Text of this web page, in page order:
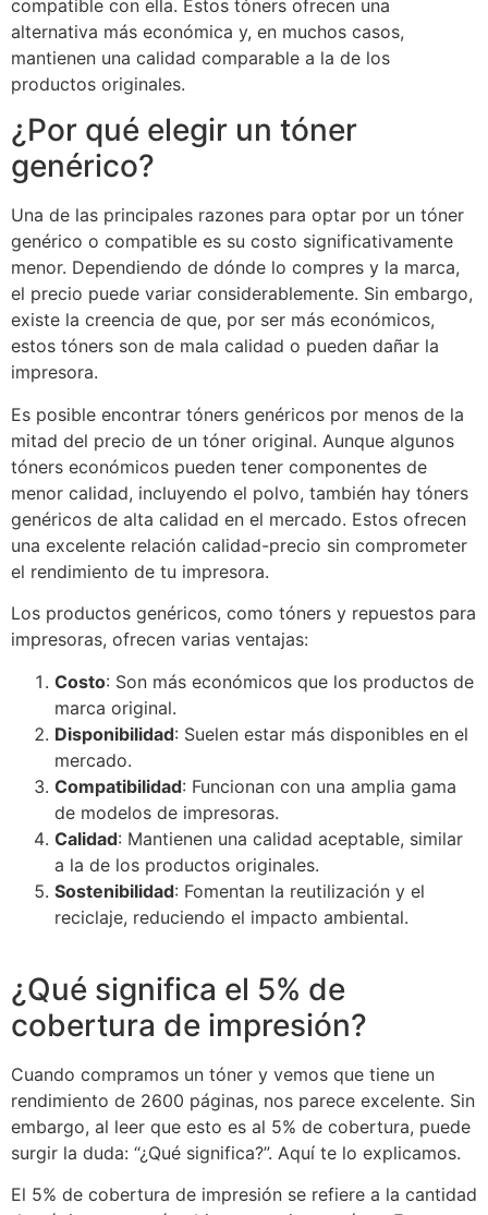
compatible con ella. Estos tóners ofrecen una
alternativa más económica y, en muchos casos,
mantienen una calidad comparable a la de los
productos originales.
¿Por qué elegir un tóner
genérico?
Una de las principales razones para optar por un tóner
genérico o compatible es su costo significativamente
menor. Dependiendo de dónde lo compres y la marca,
el precio puede variar considerablemente. Sin embargo,
existe la creencia de que, por ser más económicos,
estos tóners son de mala calidad o pueden dañar la
impresora.
Es posible encontrar tóners genéricos por menos de la
mitad del precio de un tóner original. Aunque algunos
tóners económicos pueden tener componentes de
menor calidad, incluyendo el polvo, también hay tóners
genéricos de alta calidad en el mercado. Estos ofrecen
una excelente relación calidad-precio sin comprometer
el rendimiento de tu impresora.
Los productos genéricos, como tóners y repuestos para
impresoras, ofrecen varias ventajas:
Costo: Son más económicos que los productos de
marca original.
Disponibilidad: Suelen estar más disponibles en el
mercado.
Compatibilidad: Funcionan con una amplia gama
de modelos de impresoras.
Calidad: Mantienen una calidad aceptable, similar
a la de los productos originales.
Sostenibilidad: Fomentan la reutilización y el
reciclaje, reduciendo el impacto ambiental.
¿Qué significa el 5% de
cobertura de impresión?
Cuando compramos un tóner y vemos que tiene un
rendimiento de 2600 páginas, nos parece excelente. Sin
embargo, al leer que esto es al 5% de cobertura, puede
surgir la duda: “¿Qué significa?”. Aquí te lo explicamos.
El 5% de cobertura de impresión se refiere a la cantidad